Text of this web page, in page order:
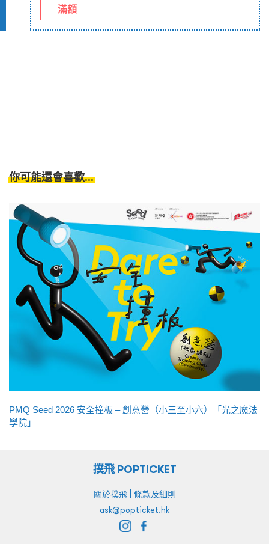
滿額
你可能還會喜歡...
PMQ Seed 2026 安全撞板 – 創意營（小三至小六）「光之魔法
學院」
撲飛 POPTICKET
關於撲飛| 條款及細則
ask@popticket.hk